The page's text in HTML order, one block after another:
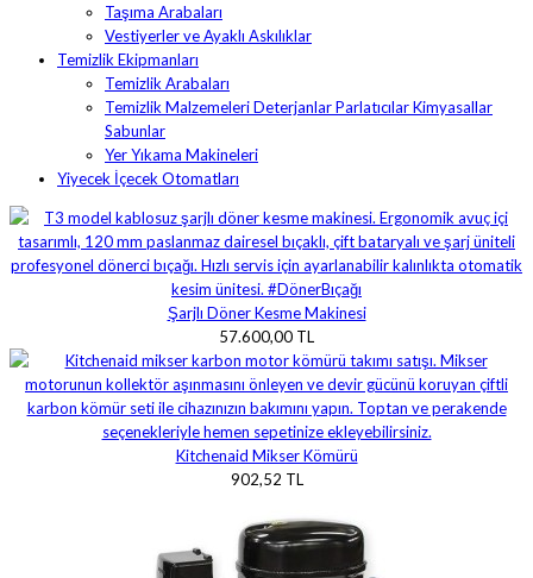
Taşıma Arabaları
Vestiyerler ve Ayaklı Askılıklar
Temizlik Ekipmanları
Temizlik Arabaları
Temizlik Malzemeleri Deterjanlar Parlatıcılar Kimyasallar
Sabunlar
Yer Yıkama Makineleri
Yiyecek İçecek Otomatları
Şarjlı Döner Kesme Makinesi
57.600,00 TL
Kitchenaid Mikser Kömürü
902,52 TL